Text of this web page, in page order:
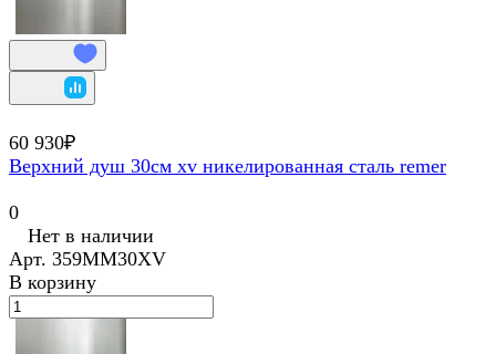
60 930₽
Верхний душ 30см xv никелированная сталь remer
0
Нет в наличии
Арт. 359MM30XV
В корзину